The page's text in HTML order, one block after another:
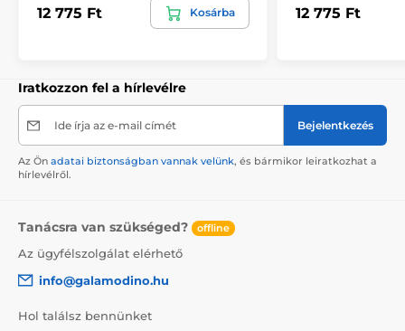
12 775 Ft Kosárba 12 775 Ft
Iratkozzon fel a hírlevélre
Ide írja az e-mail címét Bejelentkezés
Az Ön adatai biztonságban vannak velünk, és bármikor leiratkozhat a
hírlevélről.
Tanácsra van szükséged? offline
Az ügyfélszolgálat elérhető
info@galamodino.hu
Hol találsz bennünket